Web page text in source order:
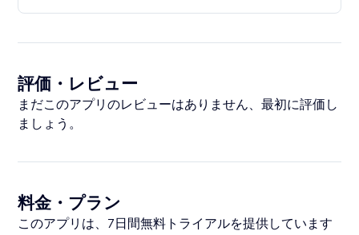
評価・レビュー
まだこのアプリのレビューはありません、最初に評価し
ましょう。
料金・プラン
このアプリは、7日間無料トライアルを提供しています